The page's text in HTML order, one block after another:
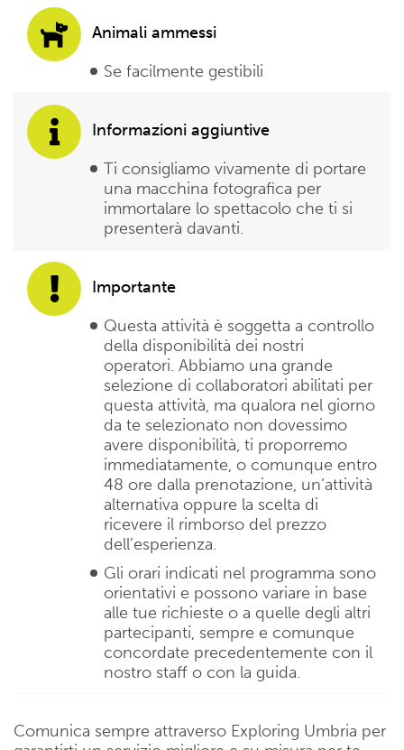
Animali ammessi
Se facilmente gestibili
Informazioni aggiuntive
Ti consigliamo vivamente di portare
una macchina fotografica per
immortalare lo spettacolo che ti si
presenterà davanti.
Importante
Questa attività è soggetta a controllo
della disponibilità dei nostri
operatori. Abbiamo una grande
selezione di collaboratori abilitati per
questa attività, ma qualora nel giorno
da te selezionato non dovessimo
avere disponibilità, ti proporremo
immediatamente, o comunque entro
48 ore dalla prenotazione, un’attività
alternativa oppure la scelta di
ricevere il rimborso del prezzo
dell’esperienza.
Gli orari indicati nel programma sono
orientativi e possono variare in base
alle tue richieste o a quelle degli altri
partecipanti, sempre e comunque
concordate precedentemente con il
nostro staff o con la guida.
Comunica sempre attraverso Exploring Umbria per